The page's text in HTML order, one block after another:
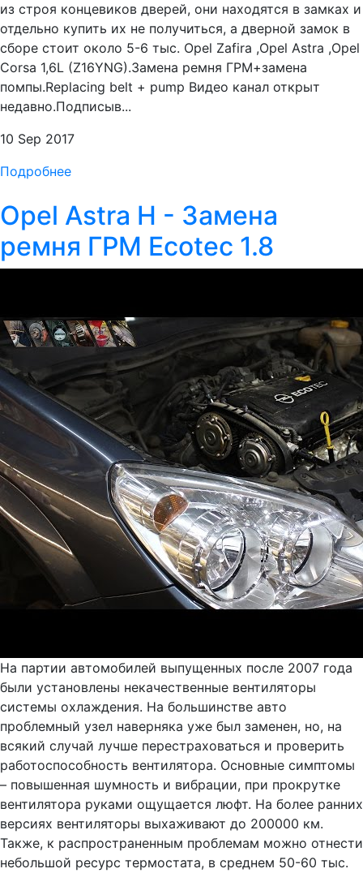
из строя концевиков дверей, они находятся в замках и
отдельно купить их не получиться, а дверной замок в
сборе стоит около 5-6 тыс. Opel Zafira ,Opel Astra ,Opel
Corsa 1,6L (Z16YNG).Замена ремня ГРМ+замена
помпы.Replacing belt + pump Видео канал открыт
недавно.Подписыв...
10 Sep 2017
Подробнее
Opel Astra H - Замена
ремня ГРМ Ecotec 1.8
На партии автомобилей выпущенных после 2007 года
были установлены некачественные вентиляторы
системы охлаждения. На большинстве авто
проблемный узел наверняка уже был заменен, но, на
всякий случай лучше перестраховаться и проверить
работоспособность вентилятора. Основные симптомы
– повышенная шумность и вибрации, при прокрутке
вентилятора руками ощущается люфт. На более ранних
версиях вентиляторы выхаживают до 200000 км.
Также, к распространенным проблемам можно отнести
небольшой ресурс термостата, в среднем 50-60 тыс.